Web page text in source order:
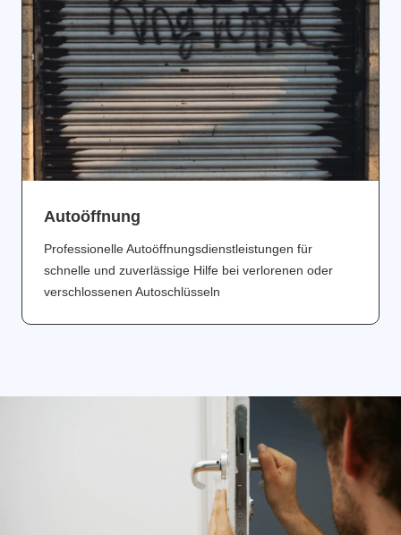
Аutoöffnung
Professionelle Autoöffnungsdienstleistungen für
schnelle und zuverlässige Hilfe bei verlorenen oder
verschlossenen Autoschlüsseln